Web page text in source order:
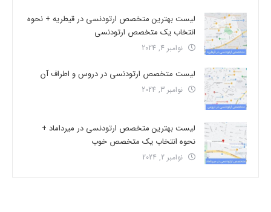
لیست بهترین متخصص ارتودنسی در قیطریه + نحوه
انتخاب یک متخصص ارتودنسی
نوامبر 4, 2024
لیست متخصص ارتودنسی در دروس و اطراف آن
نوامبر 3, 2024
لیست بهترین متخصص ارتودنسی در میرداماد +
نحوه انتخاب یک متخصص خوب
نوامبر 2, 2024